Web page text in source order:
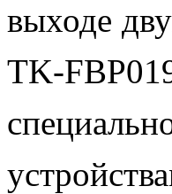
выходе
TK-